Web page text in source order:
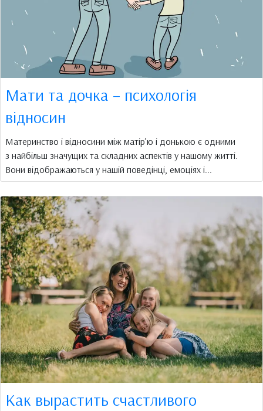
Мати та дочка – психологія
відносин
Материнство і відносини між матір’ю і донькою є одними
з найбільш значущих та складних аспектів у нашому житті.
Вони відображаються у нашій поведінці, емоціях і...
Как вырастить счастливого